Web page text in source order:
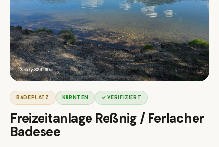
BADEPLATZ KäRNTEN ✓ VERIFIZIERT
Freizeitanlage Reßnig / Ferlacher
Badesee